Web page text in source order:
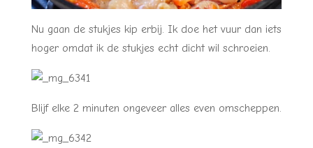
Nu gaan de stukjes kip erbij. Ik doe het vuur dan iets
hoger omdat ik de stukjes echt dicht wil schroeien.
Blijf elke 2 minuten ongeveer alles even omscheppen.